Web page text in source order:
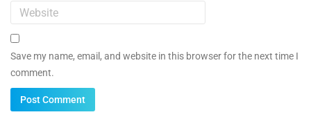
Save my name, email, and website in this browser for the next time I
comment.